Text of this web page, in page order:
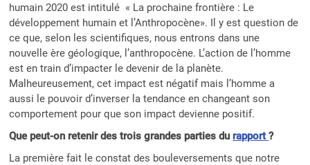
humain 2020 est intitulé « La prochaine frontière : Le
développement humain et l’Anthropocène». Il y est question de
ce que, selon les scientifiques, nous entrons dans une
nouvelle ère géologique, l’anthropocène. L’action de l’homme
est en train d’impacter le devenir de la planète.
Malheureusement, cet impact est négatif mais l’homme a
aussi le pouvoir d’inverser la tendance en changeant son
comportement pour que son impact devienne positif.
Que peut-on retenir des trois grandes parties du rapport?
La première fait le constat des bouleversements que notre